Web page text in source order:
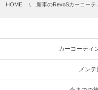
HOME 新車のRevoSカーコーテ
カーコーティ
メン